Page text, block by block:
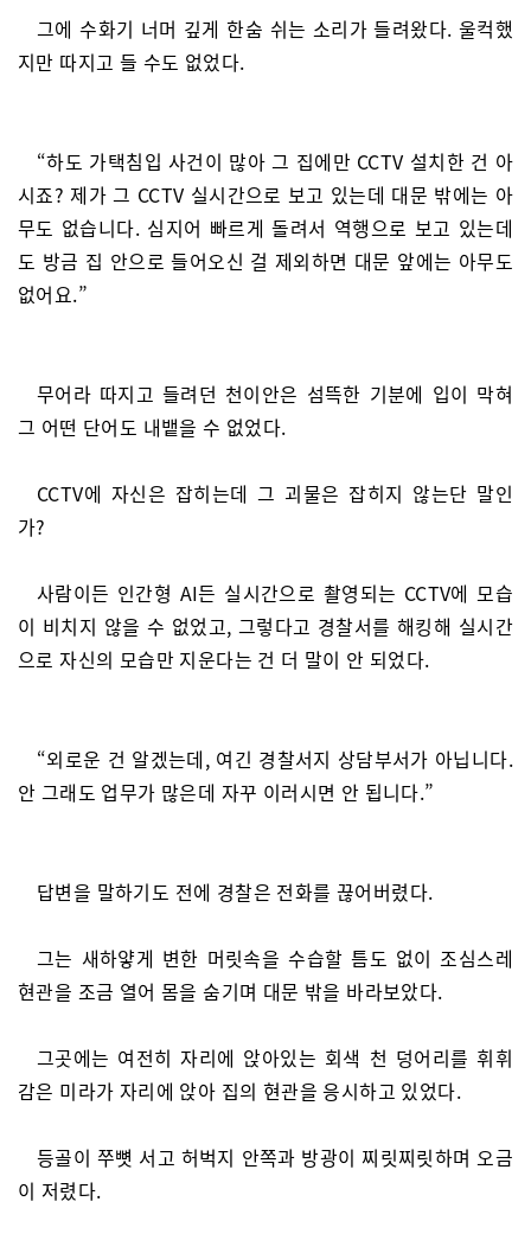
그에 수화기 너머 깊게 한숨 쉬는 소리가 들려왔다. 울컥했
지만 따지고 들 수도 없었다.
“하도 가택침입 사건이 많아 그 집에만 CCTV 설치한 건 아
시죠? 제가 그 CCTV 실시간으로 보고 있는데 대문 밖에는 아
무도 없습니다. 심지어 빠르게 돌려서 역행으로 보고 있는데
도 방금 집 안으로 들어오신 걸 제외하면 대문 앞에는 아무도
없어요.”
무어라 따지고 들려던 천이안은 섬뜩한 기분에 입이 막혀
그 어떤 단어도 내뱉을 수 없었다.
CCTV에 자신은 잡히는데 그 괴물은 잡히지 않는단 말인
가?
사람이든 인간형 AI든 실시간으로 촬영되는 CCTV에 모습
이 비치지 않을 수 없었고, 그렇다고 경찰서를 해킹해 실시간
으로 자신의 모습만 지운다는 건 더 말이 안 되었다.
“외로운 건 알겠는데, 여긴 경찰서지 상담부서가 아닙니다.
안 그래도 업무가 많은데 자꾸 이러시면 안 됩니다.”
답변을 말하기도 전에 경찰은 전화를 끊어버렸다.
그는 새하얗게 변한 머릿속을 수습할 틈도 없이 조심스레
현관을 조금 열어 몸을 숨기며 대문 밖을 바라보았다.
그곳에는 여전히 자리에 앉아있는 회색 천 덩어리를 휘휘
감은 미라가 자리에 앉아 집의 현관을 응시하고 있었다.
등골이 쭈뼛 서고 허벅지 안쪽과 방광이 찌릿찌릿하며 오금
이 저렸다.